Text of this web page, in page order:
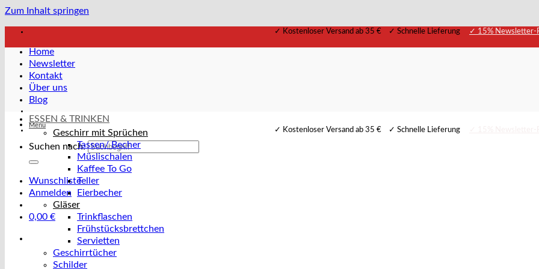
Zum Inhalt springen
✓ Kostenloser Versand ab 35 € ✓ Schnelle Lieferung ✓ 15% Newsletter-
Home
Newsletter
Kontakt
Über uns
Blog
✓ Kostenloser Versand ab 35 € ✓ Schnelle Lieferung
Menü
Suchen nach:
Wunschliste
Anmelden
0,00 €
ESSEN & TRINKEN
Geschirr mit Sprüchen
Tassen/ Becher
Müslischalen
Kaffee To Go
Teller
Eierbecher
Gläser
Trinkflaschen
Frühstücksbrettchen
Servietten
Geschirrtücher
Schilder